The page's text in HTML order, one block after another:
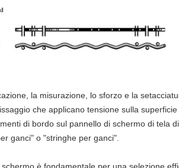
la misurazione, lo sforzo e la
che applicano tensione sulla
di bordo sul pannello di schermo di tela
ganci" o "stringhe per ganci".